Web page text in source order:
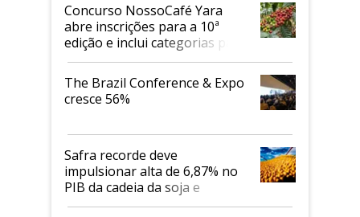
Concurso NossoCafé Yara
abre inscrições para a 10ª
edição e inclui categorias para
cafés Canephora
The Brazil Conference & Expo
cresce 56%
Safra recorde deve
impulsionar alta de 6,87% no
PIB da cadeia da soja e
biodiesel em 2026